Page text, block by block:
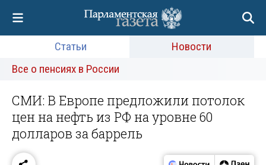
Статьи
Новости
Все о пенсиях в России
СМИ: В Европе предложили потолок
цен на нефть из РФ на уровне 60
долларов за баррель